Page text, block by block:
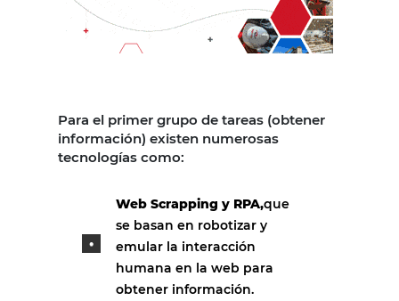
Para el primer grupo de tareas (obtener
información) existen numerosas
tecnologías como:
Web Scrapping y RPA,que
se basan en robotizar y
emular la interacción
humana en la web para
obtener información.